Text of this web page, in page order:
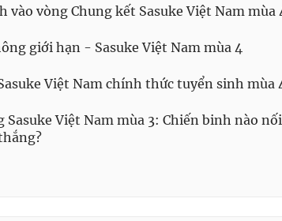
vào vòng Chung kết Sasuke Việt Nam mùa
giới hạn - Sasuke Việt Nam mùa 4
Việt Nam chính thức tuyển sinh mùa
Sasuke Việt Nam mùa 3: Chiến binh nào